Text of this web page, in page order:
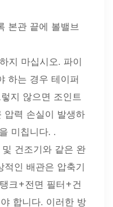
본관 끝에 볼밸브
지 마십시오. 파이
하는 경우 테이퍼
지 않으면 조인트
압력 손실이 발생하
미칩니다. .
건조기와 같은 완
인 배관은 압축기
크+전면 필터+건
합니다. 이러한 방